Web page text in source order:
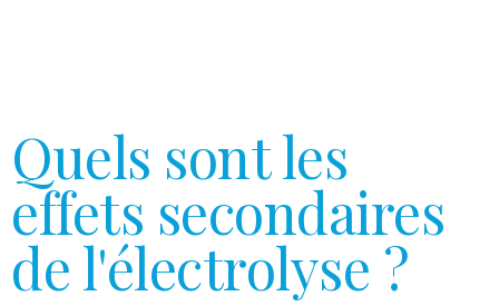
Quels sont les
effets secondaires
de l'électrolyse ?